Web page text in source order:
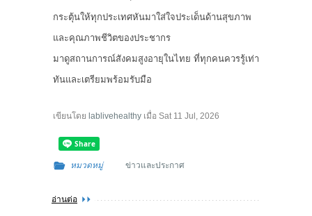
กระตุ้นให้ทุกประเทศหันมาใส่ใจประเด็นด้านสุขภาพ
และคุณภาพชีวิตของประชากร
มาดูสถานการณ์สังคมสูงอายุในไทย ที่ทุกคนควรรู้เท่า
ทันและเตรียมพร้อมรับมือ
เขียนโดย lablivehealthy เมื่อ Sat 11 Jul, 2026
หมวดหมู่ ข่าวและประกาศ
อ่านต่อ